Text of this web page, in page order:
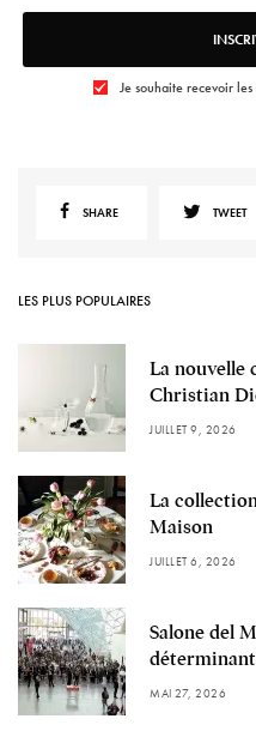
Je souhaite recevoir
SHARE TWEET
LES PLUS POPULAIRES
La nouvelle
Christian
JUILLET 9, 2026
La
Maison
JUILLET 6, 2026
Salone del
MAI 27, 2026